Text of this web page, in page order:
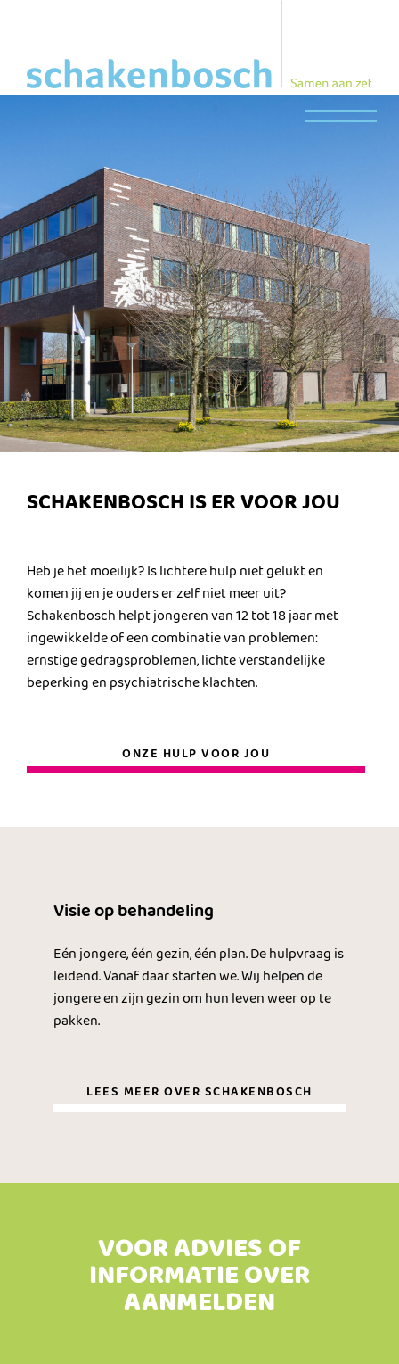
SCHAKENBOSCH IS ER VOOR JOU
Heb je het moeilijk? Is lichtere hulp niet gelukt en
komen jij en je ouders er zelf niet meer uit?
Schakenbosch helpt jongeren van 12 tot 18 jaar met
ingewikkelde of een combinatie van problemen:
ernstige gedragsproblemen, lichte verstandelijke
beperking en psychiatrische klachten.
ONZE HULP VOOR JOU
Visie op behandeling
Eén jongere, één gezin, één plan. De hulpvraag is
leidend. Vanaf daar starten we. Wij helpen de
jongere en zijn gezin om hun leven weer op te
pakken.
LEES MEER OVER SCHAKENBOSCH
VOOR ADVIES OF
INFORMATIE OVER
AANMELDEN